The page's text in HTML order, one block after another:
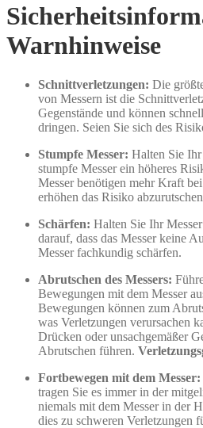
Warnhinweise
Schnittverletzungen: Die
von Messern ist die
Gegenstände und können
dringen. Seien Sie sich des
Stumpfe Messer: Halten Sie
stumpfe Messer ein höheres
Messer benötigen mehr Kraft
erhöhen das Risiko
Schärfen: Halten Sie Ihr
darauf, dass das Messer keine
Messer fachkundig schärfen.
Abrutschen des Messers:
Bewegungen mit dem Messer
Bewegungen können zum
was Verletzungen verursachen
Drücken oder unsachgemäßer
Abrutschen führen.
Fortbewegen mit dem Messer:
tragen Sie es immer in der
niemals mit dem Messer in der
dies zu schweren Verletzungen